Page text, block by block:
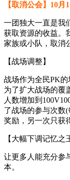
【取消公会】10月
一团独大一直是我
获取资源的收益。
家族或小队，取消
【战场调整】
战场作为全民PK的
为了扩大战场的覆
人数增加到
了战场的参与次数
奖励，另一次只获
【大幅下调记忆之
让更多人能充分参
本。